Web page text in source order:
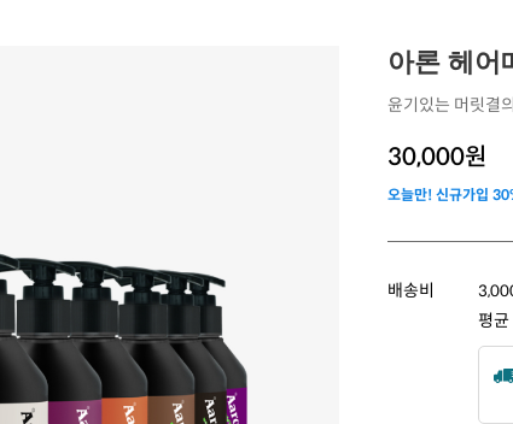
아론 헤어
윤기있는 머릿결
30,000원
오늘만! 신규가입
배송비
평균